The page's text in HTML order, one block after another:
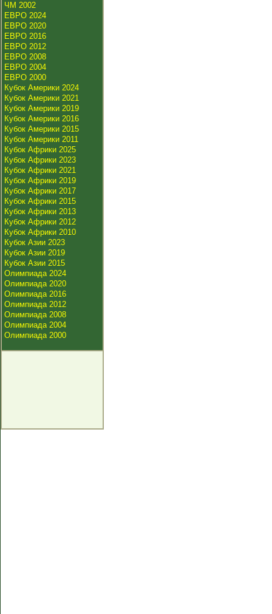
ЧМ 2002
ЕВРО 2024
ЕВРО 2020
ЕВРО 2016
ЕВРО 2012
ЕВРО 2008
ЕВРО 2004
ЕВРО 2000
Кубок Америки 2024
Кубок Америки 2021
Кубок Америки 2019
Кубок Америки 2016
Кубок Америки 2015
Кубок Америки 2011
Кубок Африки 2025
Кубок Африки 2023
Кубок Африки 2021
Кубок Африки 2019
Кубок Африки 2017
Кубок Африки 2015
Кубок Африки 2013
Кубок Африки 2012
Кубок Африки 2010
Кубок Азии 2023
Кубок Азии 2019
Кубок Азии 2015
Олимпиада 2024
Олимпиада 2020
Олимпиада 2016
Олимпиада 2012
Олимпиада 2008
Олимпиада 2004
Олимпиада 2000